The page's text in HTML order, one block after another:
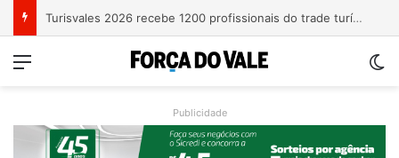
Turisvales 2026 recebe 1200 profissionais do trade turístico
Menu
Publicidade